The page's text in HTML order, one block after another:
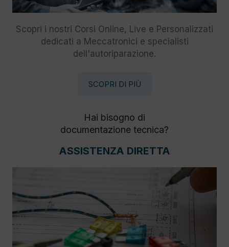
Scopri i nostri Corsi Online, Live e Personalizzati
dedicati a Meccatronici e specialisti
dell'autoriparazione.
SCOPRI DI PIÙ
Hai bisogno di
documentazione tecnica?
ASSISTENZA DIRETTA